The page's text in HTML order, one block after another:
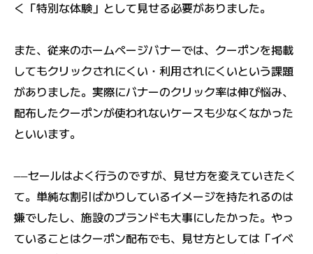
く「特別な体験」として見せる必要がありました。
また、従来のホームページバナーでは、クーポンを掲載
してもクリックされにくい・利用されにくいという課題
がありました。実際にバナーのクリック率は伸び悩み、
配布したクーポンが使われないケースも少なくなかった
といいます。
――セールはよく行うのですが、見せ方を変えていきたく
て。単純な割引ばかりしているイメージを持たれるのは
嫌でしたし、施設のブランドも大事にしたかった。やっ
ていることはクーポン配布でも、見せ方としては「イベ